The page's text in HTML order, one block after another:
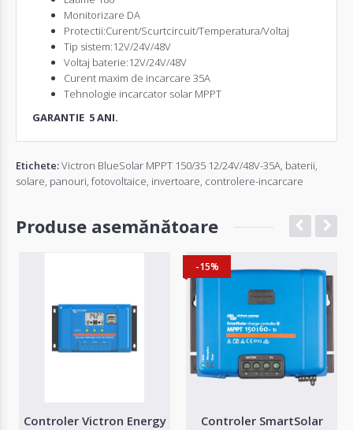
Monitorizare DA
Protectii:Curent/Scurtcircuit/Temperatura/Voltaj
Tip sistem:12V/24V/48V
Voltaj baterie:12V/24V/48V
Curent maxim de incarcare 35A
Tehnologie incarcator solar MPPT
GARANTIE 5 ANI.
Etichete:Victron BlueSolar MPPT 150/35 12/24V/48V-35A baterii
solare panouri fotovoltaice invertoare controlere-incarcare
Produse asemănătoare
Controler Victron Energy
-15%
Controler SmartSolar